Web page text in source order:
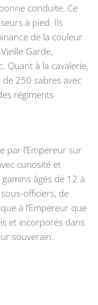
conduite. Ce
à pied. Ils
de la couleur
Garde,
Quant à la cavalerie,
250 sabres avec
régiments
par l’Empereur sur
curiosité et
âgés de 12 à
sous-officiers, de
à l’Empereur que
et incorporés dans
souverain.